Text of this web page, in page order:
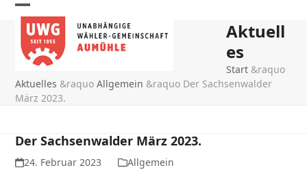
Skip
content
Open
mobile
menu
Close
mobile
menu
Aktuell
es
Start &raquo
Aktuelles &raquoAllgemein &raquo Der Sachsenwalder
März 2023.
Der Sachsenwalder März 2023.
24. Februar 2023 Allgemein